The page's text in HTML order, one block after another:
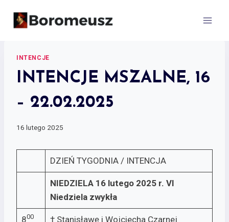
INTENCJE
INTENCJE MSZALNE, 16
– 22.02.2025
16 lutego 2025
DZIEŃ TYGODNIA / INTENCJA
NIEDZIELA 16 lutego 2025 r. VI
Niedziela zwykła
800 † Stanisławę i Wojciecha Czarnej